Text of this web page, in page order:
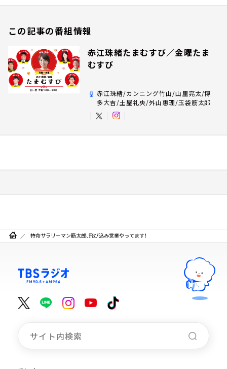
この記事の番組情報
赤江珠緒たまむすび／金曜たま
むすび
赤江珠緒/カンニング竹山/山里亮太/博
多大吉/土屋礼央/外山惠理/玉袋筋太郎
特命サラリーマン筋太郎、飛び込み営業やってます！